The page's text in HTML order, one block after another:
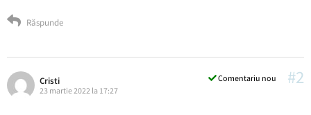
Răspunde
#2
Comentariu nou
Cristi
23 martie 2022 la 17:27